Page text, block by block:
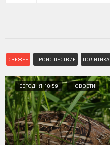
СВЕЖЕЕ ПРОИСШЕСТВИЕ ПОЛИТИКА
СЕГОДНЯ, 10:59 НОВОСТИ